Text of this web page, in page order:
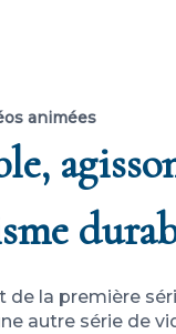
animées
de la première
autre série de